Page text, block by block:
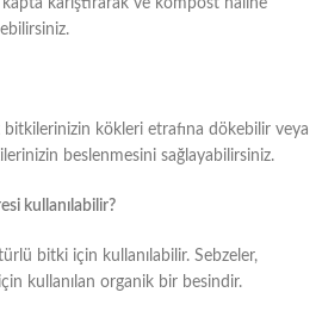
karıştırarak ve kompost haline
bitkilerinizin kökleri etrafına dökebilir veya
beslenmesini sağlayabilirsiniz.
kullanılabilir?
bitki için kullanılabilir. Sebzeler,
kullanılan organik bir besindir.